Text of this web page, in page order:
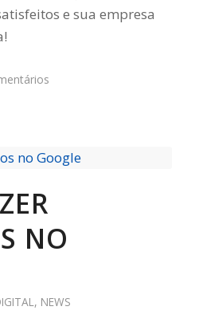
e sua empresa
NO
, NEWS